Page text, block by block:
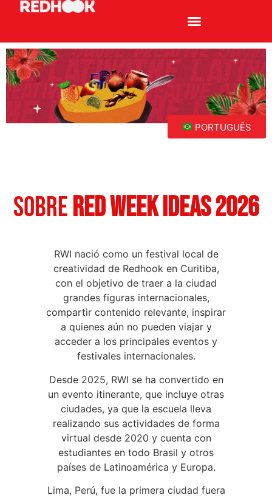
PORTUGUÊS
SOBRERED WEEK IDEAS 2026
RWI nació como un festival local de
creatividad de Redhook en Curitiba,
con el objetivo de traer a la ciudad
grandes figuras internacionales,
compartir contenido relevante, inspirar
a quienes aún no pueden viajar y
acceder a los principales eventos y
festivales internacionales.
Desde 2025, RWI se ha convertido en
un evento itinerante, que incluye otras
ciudades, ya que la escuela lleva
realizando sus actividades de forma
virtual desde 2020 y cuenta con
estudiantes en todo Brasil y otros
países de Latinoamérica y Europa.
Lima, Perú, fue la primera ciudad fuera